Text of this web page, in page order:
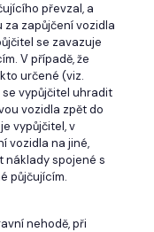
převzal, a
zapůjčení vozidla
se zavazuje
V případě, že
určené (viz.
vypůjčitel uhradit
vozidla zpět do
vypůjčitel, v
vozidla na jiné,
náklady spojené s
půjčujícím.
nehodě, při